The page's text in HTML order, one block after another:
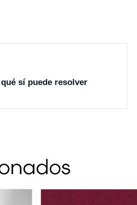
sí puede resolver